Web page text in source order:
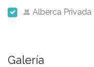
Alberca Privada
Galería